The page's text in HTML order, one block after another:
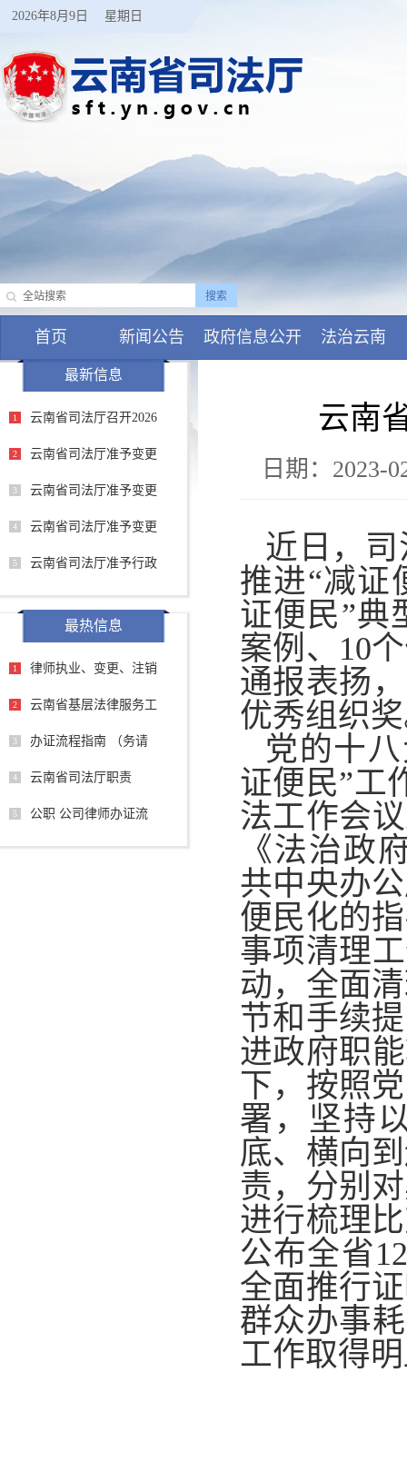
2026年8月9日 星期日
首页 新闻公告 政府信息公开 法治云南
最新信息
1 云南省司法厅召开2026
2 云南省司法厅准予变更
3 云南省司法厅准予变更
4 云南省司法厅准予变更
5 云南省司法厅准予行政
最热信息
1 律师执业、变更、注销
2 云南省基层法律服务工
3 办证流程指南 （务请
4 云南省司法厅职责
5 公职 公司律师办证流
云南
日期：2023-
近日，
推进“减证
证便民”典
案例、10
通报表扬
优秀组织
党的十
证便民”工
法工作会
《法治政
共中央办
便民化的
事项清理
动，全面
节和手续
进政府职
下，按照
署，坚持
底、横向
责，分别
进行梳理
公布全省
全面推行
群众办事
工作取得